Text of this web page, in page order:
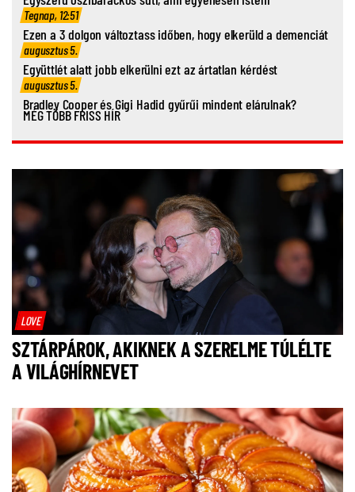
Tegnap, 12:51
Ezen a 3 dolgon változtass időben, hogy elkerüld a demenciát
augusztus 5.
Együttlét alatt jobb elkerülni ezt az ártatlan kérdést
augusztus 5.
Bradley Cooper és Gigi Hadid gyűrűi mindent elárulnak?
MÉG TÖBB FRISS HÍR
LOVE
SZTÁRPÁROK, AKIKNEK A SZERELME TÚLÉLTE
A VILÁGHÍRNEVET